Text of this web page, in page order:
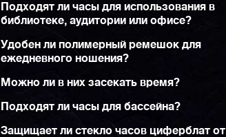
Подходят ли часы для использования в
библиотеке, аудитории или офисе?
Удобен ли полимерный ремешок для
ежедневного ношения?
Можно ли в них засекать время?
Подходят ли часы для бассейна?
Защищает ли стекло часов циферблат от